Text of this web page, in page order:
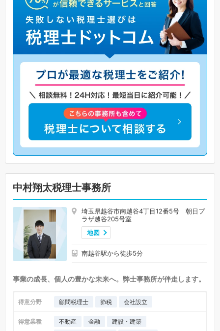
中村翔太税理士事務所
埼玉県越谷市南越谷4丁目12番5号 朝日プ
ラザ越谷205号室
地図
南越谷駅から徒歩5分
事業の成長、個人の豊かな未来へ。弊士事務所が伴走します。
得意分野 顧問税理士 節税 会社設立
得意業種 不動産 金融
建設・建築